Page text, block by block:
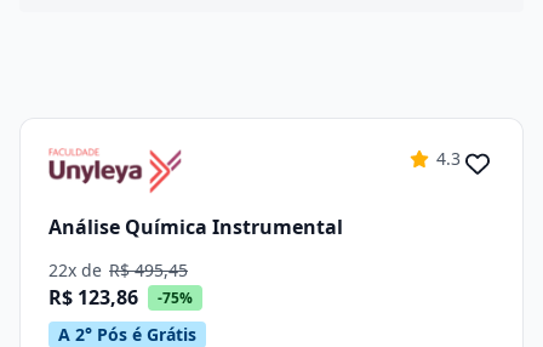
4.3
Análise Química Instrumental
22x de R$ 495,45
R$ 123,86 -75%
A 2° Pós é Grátis